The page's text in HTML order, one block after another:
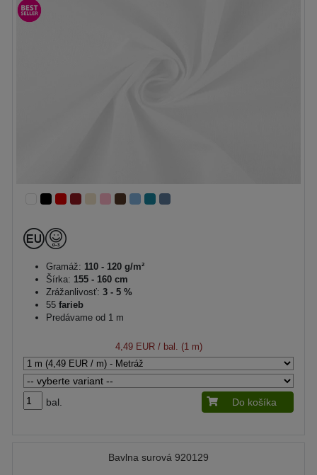
Gramáž: 110 - 120 g/m²
Šírka: 155 - 160 cm
Zrážanlivosť: 3 - 5 %
55 farieb
Predávame od 1 m
4,49 EUR/ bal. (1 m)
bal. Do košíka
Bavlna surová 920129